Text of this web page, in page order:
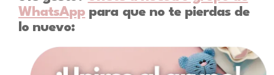
WhatsApp para que no te pierdas de
lo nuevo: